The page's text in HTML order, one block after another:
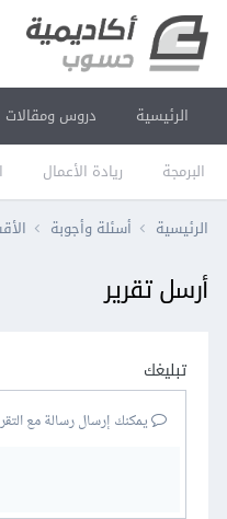
الرئيسية دروس ومقالات
البرمجة ريادة الأعمال
الرئيسية أسئلة وأجوبة
أرسل تقرير
تبليغك
يمكنك إرسال رسالة مع